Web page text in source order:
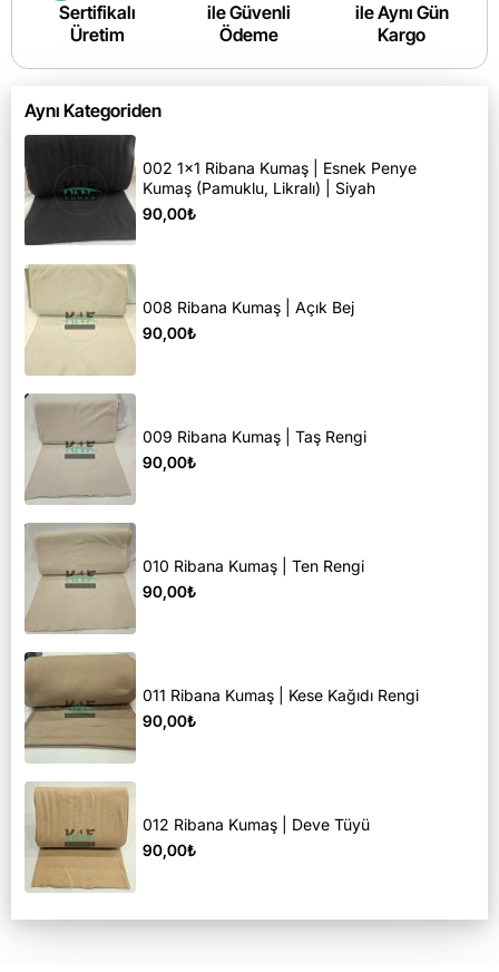
Sertifikalı
Üretim
ile Güvenli
Ödeme
ile Aynı Gün
Kargo
Aynı Kategoriden
002 1x1 Ribana Kumaş | Esnek Penye
Kumaş (Pamuklu, Likralı) | Siyah
90,00₺
008 Ribana Kumaş | Açık Bej
90,00₺
009 Ribana Kumaş | Taş Rengi
90,00₺
010 Ribana Kumaş | Ten Rengi
90,00₺
011 Ribana Kumaş | Kese Kağıdı Rengi
90,00₺
012 Ribana Kumaş | Deve Tüyü
90,00₺